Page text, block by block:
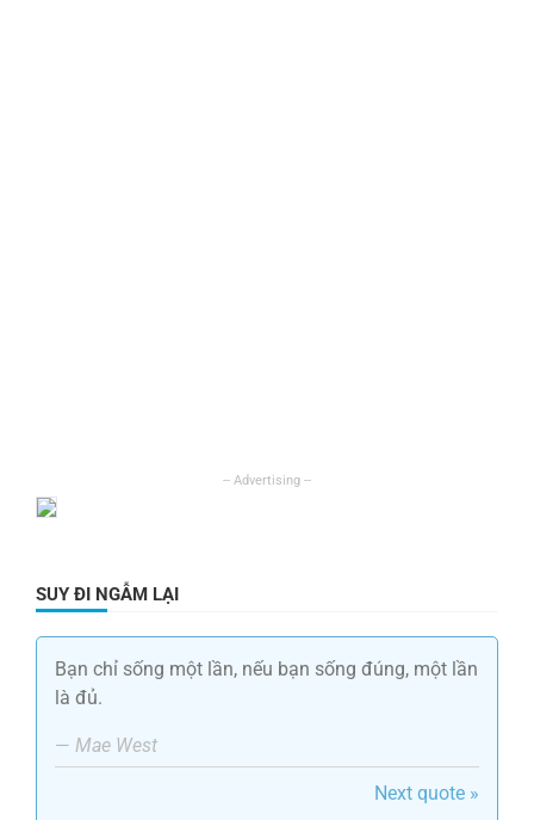
SUY ĐI NGẪM LẠI
Bạn chỉ sống một lần, nếu bạn sống đúng, một lần
là đủ.
— Mae West
Next quote »